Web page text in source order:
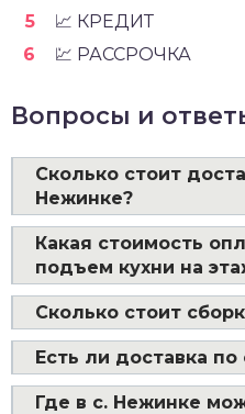
📈 КРЕДИТ
💹 РАССРОЧКА
Вопросы и
Сколько стоит
Нежинке?
Какая стоимость
подъем кухни на
Сколько стоит
Есть ли доставка по
Где в с. Нежинке